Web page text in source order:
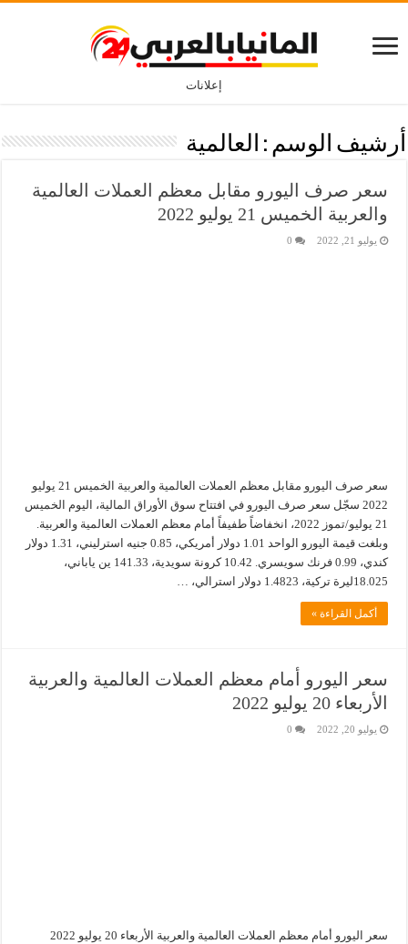
إعلانات
أرشيف الوسم : العالمية
سعر صرف اليورو مقابل معظم العملات العالمية
والعربية الخميس 21 يوليو 2022
يوليو 21, 2022 0
سعر صرف اليورو مقابل معظم العملات العالمية والعربية الخميس 21 يوليو
2022 سجّل سعر صرف اليورو في افتتاح سوق الأوراق المالية، اليوم الخميس
21 يوليو/تموز 2022، انخفاضاً طفيفاً أمام معظم العملات العالمية والعربية.
وبلغت قيمة اليورو الواحد 1.01 دولار أمريكي، 0.85 جنيه استرليني، 1.31 دولار
كندي، 0.99 فرنك سويسري. 10.42 كرونة سويدية، 141.33 ين ياباني،
18.025ليرة تركية، 1.4823 دولار استرالي، …
أكمل القراءة »
سعر اليورو أمام معظم العملات العالمية والعربية
الأربعاء 20 يوليو 2022
يوليو 20, 2022 0
سعر اليورو أمام معظم العملات العالمية والعربية الأربعاء 20 يوليو 2022